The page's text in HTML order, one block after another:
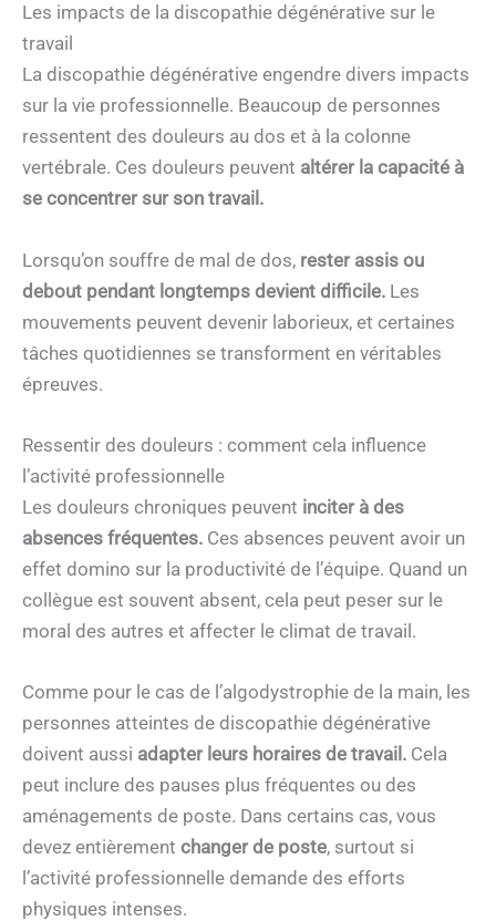
Les impacts de la discopathie dégénérative sur le
travail
La discopathie dégénérative engendre divers impacts
sur la vie professionnelle. Beaucoup de personnes
ressentent des douleurs au dos et à la colonne
vertébrale. Ces douleurs peuvent altérer la capacité à
se concentrer sur son travail.
Lorsqu’on souffre de mal de dos, rester assis ou
debout pendant longtemps devient difficile. Les
mouvements peuvent devenir laborieux, et certaines
tâches quotidiennes se transforment en véritables
épreuves.
Ressentir des douleurs : comment cela influence
l’activité professionnelle
Les douleurs chroniques peuvent inciter à des
absences fréquentes. Ces absences peuvent avoir un
effet domino sur la productivité de l’équipe. Quand un
collègue est souvent absent, cela peut peser sur le
moral des autres et affecter le climat de travail.
Comme pour le cas de l’algodystrophie de la main, les
personnes atteintes de discopathie dégénérative
doivent aussi adapter leurs horaires de travail. Cela
peut inclure des pauses plus fréquentes ou des
aménagements de poste. Dans certains cas, vous
devez entièrement changer de poste, surtout si
l’activité professionnelle demande des efforts
physiques intenses.